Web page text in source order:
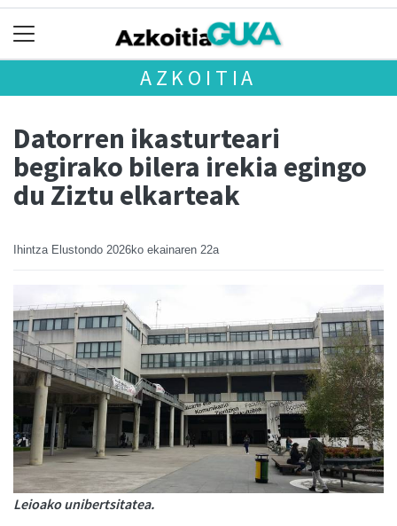
AZKOITIA
Datorren ikasturteari
begirako bilera irekia egingo
du Ziztu elkarteak
Ihintza Elustondo 2026ko ekainaren 22a
Leioako unibertsitatea.